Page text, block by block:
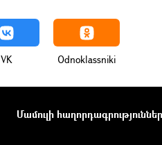
VK Odnoklassniki
Մամուլի հաղորդագրություններ